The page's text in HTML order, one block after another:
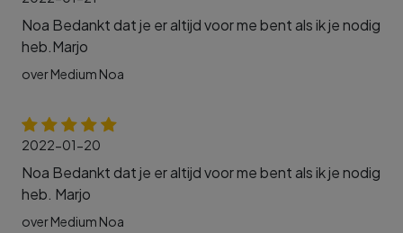
Noa Bedankt dat je er altijd voor me bent als ik je nodig
heb.Marjo
over Medium Noa
2022-01-20
Noa Bedankt dat je er altijd voor me bent als ik je nodig
heb. Marjo
over Medium Noa